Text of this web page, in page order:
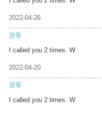
2022-04-26
游客
I called you 2 times. W
2022-04-20
游客
I called you 2 times. W